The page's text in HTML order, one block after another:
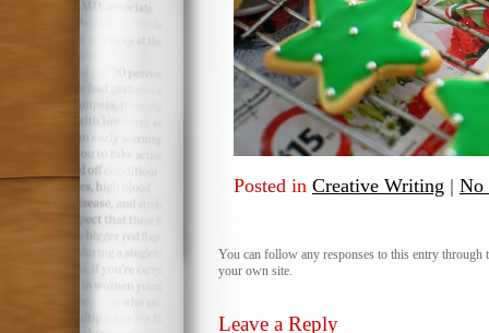
Posted in Creative Writing | No
You can follow any responses to this entry through
your own site.
Leave a Reply